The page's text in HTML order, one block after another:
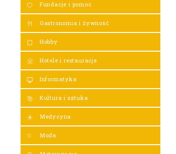
Fundacje i pomoc
Gastronomia i żywność
Hobby
Hotele i restauracje
Informatyka
Kultura i sztuka
Medycyna
Moda